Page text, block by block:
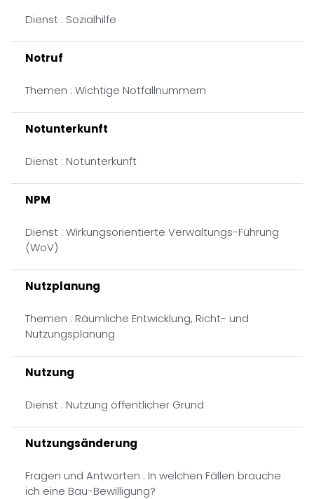
Dienst : Sozialhilfe
Notruf
Themen : Wichtige Notfallnummern
Notunterkunft
Dienst : Notunterkunft
NPM
Dienst : Wirkungsorientierte Verwaltungs-Führung
(WoV)
Nutzplanung
Themen : Räumliche Entwicklung, Richt- und
Nutzungsplanung
Nutzung
Dienst : Nutzung öffentlicher Grund
Nutzungsänderung
Fragen und Antworten : In welchen Fällen brauche
ich eine Bau-Bewilligung?